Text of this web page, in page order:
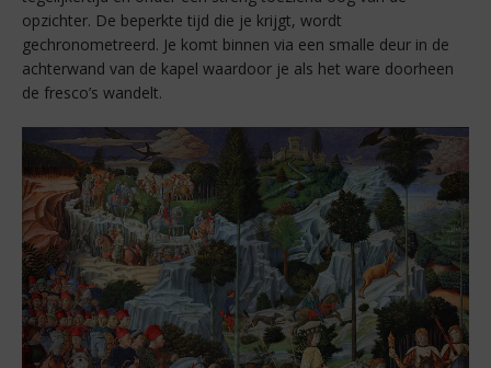
opzichter. De beperkte tijd die je krijgt, wordt
gechronometreerd. Je komt binnen via een smalle deur in de
achterwand van de kapel waardoor je als het ware doorheen
de fresco’s wandelt.